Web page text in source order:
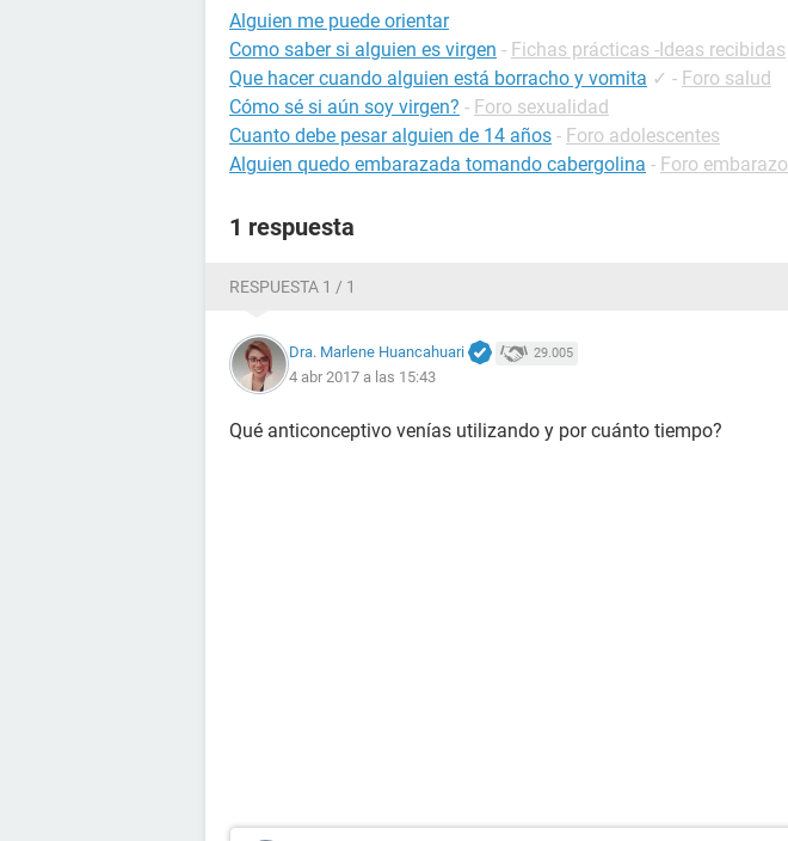
Alguien me puede orientar
Como saber si alguien es virgen - Fichas prácticas -Ideas recibidas
Que hacer cuando alguien está borracho y vomita ✓ - Foro salud
Cómo sé si aún soy virgen? - Foro sexualidad
Cuanto debe pesar alguien de 14 años - Foro adolescentes
Alguien quedo embarazada tomando cabergolina - Foro embarazo
1 respuesta
RESPUESTA 1 / 1
Dra. Marlene Huancahuari 29.005
4 abr 2017 a las 15:43
Qué anticonceptivo venías utilizando y por cuánto tiempo?